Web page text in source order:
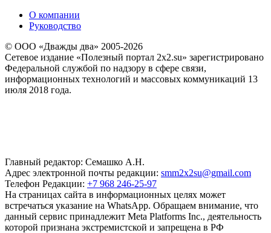
О компании
Руководство
© ООО «Дважды два» 2005-2026
Сетевое издание «Полезный портал 2x2.su» зарегистрировано
Федеральной службой по надзору в сфере связи,
информационных технологий и массовых коммуникаций 13
июля 2018 года.
Главный редактор: Семашко А.Н.
Адрес электронной почты редакции: smm2x2su@gmail.com
Телефон Редакции: +7 968 246-25-97
На страницах сайта в информационных целях может
встречаться указание на WhatsApp. Обращаем внимание, что
данный сервис принадлежит Meta Platforms Inc., деятельность
которой признана экстремистской и запрещена в РФ